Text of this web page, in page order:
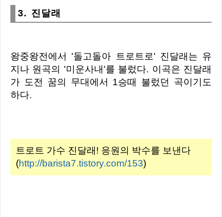
3. 진달래
왕중왕전에서 '돌고돌아 트로트로' 진달래는 유
지나 원곡의 '미운사내'를 불렀다. 이곡은 진달래
가 도전 꿈의 무대에서 1승때 불렀던 곡이기도
하다.
트로트 가수 진달래! 응원의 박수를 보낸다
(http://barista7.tistory.com/153)